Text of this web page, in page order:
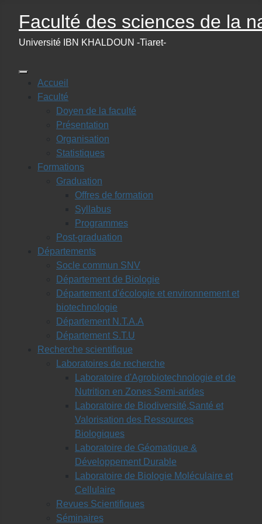
Faculté des sciences de la
Université IBN KHALDOUN -Tiaret-
Accueil
Faculté
Doyen de la faculté
Présentation
Organisation
Statistiques
Formations
Graduation
Offres de formation
Syllabus
Programmes
Post-graduation
Départements
Socle commun SNV
Département de Biologie
Département d'écologie et environnement et
biotechnologie
Département N.T.A.A
Département S.T.U
Recherche scientifique
Laboratoires de recherche
Laboratoire d'Agrobiotechnologie et de
Nutrition en Zones Semi-arides
Laboratoire de Biodiversité,Santé et
Valorisation des Ressources
Biologiques
Laboratoire de Géomatique &
Développement Durable
Laboratoire de Biologie Moléculaire et
Cellulaire
Revues Scientifiques
Séminaires